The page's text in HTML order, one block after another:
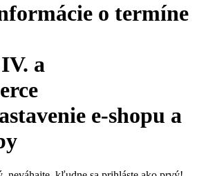
o termíne
a
e-shopu a